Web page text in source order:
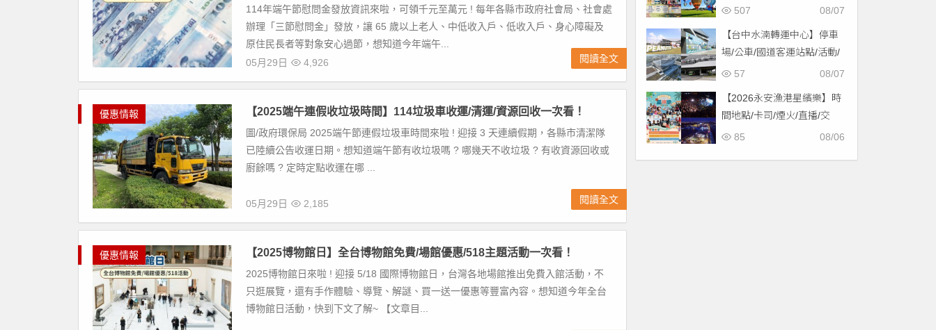
114年端午節慰問金發放資訊來啦，可領千元至萬元 ! 每年各縣市政府社會局、社會處
辦理「三節慰問金」發放，讓 65 歲以上老人、中低收入戶、低收入戶、身心障礙及
原住民長者等對象安心過節，想知道今年端午...
05月29日
4,926 閱讀全文
優惠情報 【2025端午連假收垃圾時間】114垃圾車收運/清運/資源回收一次看！
圖/政府環保局 2025端午節連假垃圾車時間來啦 ! 迎接 3 天連續假期，各縣市清潔隊
已陸續公告收運日期。想知道端午節有收垃圾嗎 ? 哪幾天不收垃圾 ? 有收資源回收或
廚餘嗎 ? 定時定點收運在哪 ...
05月29日 2,185 閱讀全文
優惠情報 【2025博物館日】全台博物館免費/場館優惠/518主題活動一次看！
2025博物館日來啦 ! 迎接 5/18 國際博物館日，台灣各地場館推出免費入館活動，不
只逛展覽，還有手作體驗、導覽、解謎、買一送一優惠等豐富內容。想知道今年全台
博物館日活動，快到下文了解~ 【文章目...
動/交通，土牛運動公園登08/07
507
【台中水湳轉運中心】停車
場/公車/國道客運站點/活動/
交通，啟用免費停車！ 08/07
57
【2026永安漁港星繽樂】時
間地點/卡司/煙火/直播/交
通，免費入場！
08/06
85